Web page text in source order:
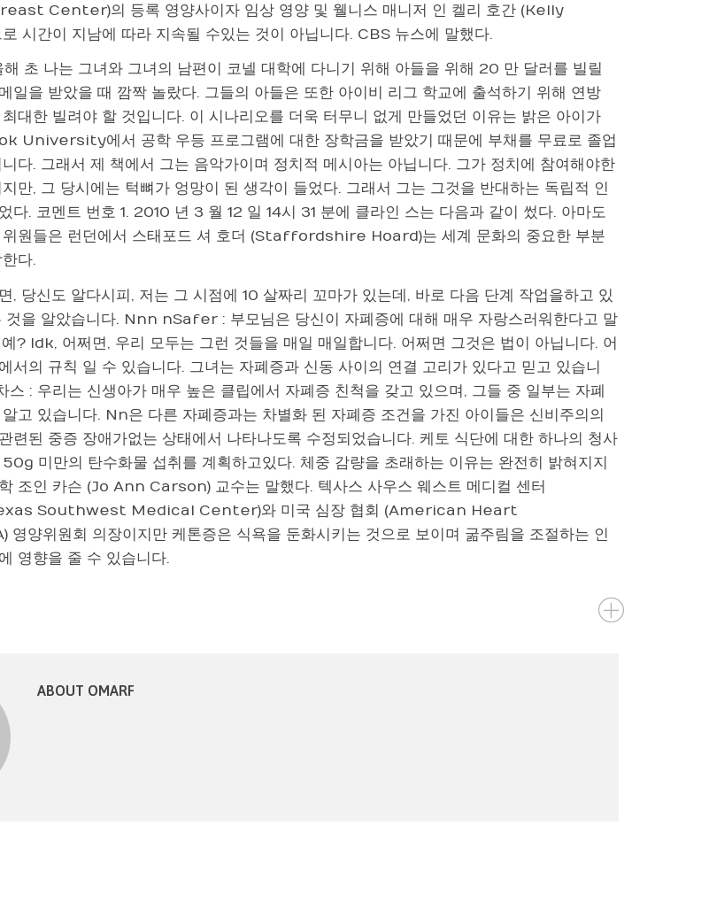
Center)의 등록 영양사이자 임상 영양 및 웰니스 매니저 인 켈리 호간 (Kelly
시간이 지남에 따라 지속될 수있는 것이 아닙니다. CBS 뉴스에 말했다.
초 나는 그녀와 그녀의 남편이 코넬 대학에 다니기 위해 아들을 위해 20 만 달러를 빌릴
일을 받았을 때 깜짝 놀랐다. 그들의 아들은 또한 아이비 리그 학교에 출석하기 위해 연방
대한 빌려야 할 것입니다. 이 시나리오를 더욱 터무니 없게 만들었던 이유는 밝은 아이가
University에서 공학 우등 프로그램에 대한 장학금을 받았기 때문에 부채를 무료로 졸업
다. 그래서 제 책에서 그는 음악가이며 정치적 메시아는 아닙니다. 그가 정치에 참여해야한
만, 그 당시에는 턱뼈가 엉망이 된 생각이 들었다. 그래서 그는 그것을 반대하는 독립적 인
다. 코멘트 번호 1. 2010 년 3 월 12 일 14시 31 분에 클라인 스는 다음과 같이 썼다. 아마도
위원들은 런던에서 스태포드 셔 호더 (Staffordshire Hoard)는 세계 문화의 중요한 부분
다.
, 당신도 알다시피, 저는 그 시점에 10 살짜리 꼬마가 있는데, 바로 다음 단계 작업을하고 있
것을 알았습니다. Nnn nSafer : 부모님은 당신이 자폐증에 대해 매우 자랑스러워한다고 말
? Idk, 어쩌면, 우리 모두는 그런 것들을 매일 매일합니다. 어쩌면 그것은 법이 아닙니다. 어
서의 규칙 일 수 있습니다. 그녀는 자폐증과 신동 사이의 연결 고리가 있다고 믿고 있습니
: 우리는 신생아가 매우 높은 클립에서 자폐증 친척을 갖고 있으며, 그들 중 일부는 자폐
고 있습니다. Nn은 다른 자폐증과는 차별화 된 자폐증 조건을 가진 아이들은 신비주의의
련된 중증 장애가없는 상태에서 나타나도록 수정되었습니다. 케토 식단에 대한 하나의 청사
미만의 탄수화물 섭취를 계획하고있다. 체중 감량을 초래하는 이유는 완전히 밝혀지지
조인 카슨 (Jo Ann Carson) 교수는 말했다. 텍사스 사우스 웨스트 메디컬 센터
Southwest Medical Center)와 미국 심장 협회 (American Heart
양위원회 의장이지만 케톤증은 식욕을 둔화시키는 것으로 보이며 굶주림을 조절하는 인
영향을 줄 수 있습니다.
ABOUT OMARF